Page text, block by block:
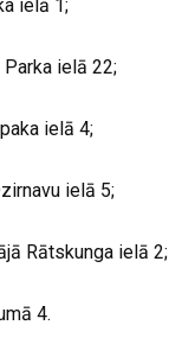
ielā 1;
Parka ielā 22;
ielā 4;
ielā 5;
Rātskunga ielā 2;
4.